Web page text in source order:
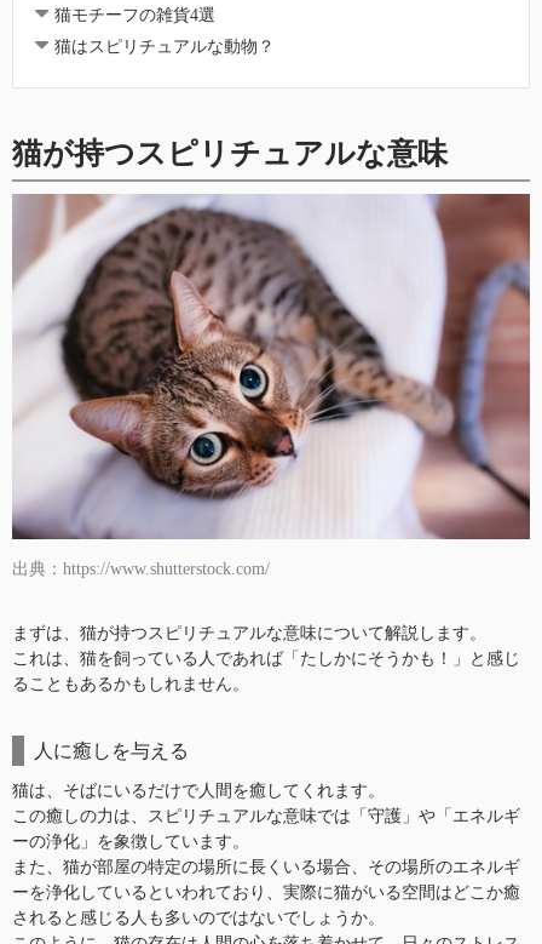
猫モチーフの雑貨4選
猫はスピリチュアルな動物？
猫が持つスピリチュアルな意味
出典：https://www.shutterstock.com/
まずは、猫が持つスピリチュアルな意味について解説します。
これは、猫を飼っている人であれば「たしかにそうかも！」と感じ
ることもあるかもしれません。
人に癒しを与える
猫は、そばにいるだけで人間を癒してくれます。
この癒しの力は、スピリチュアルな意味では「守護」や「エネルギ
ーの浄化」を象徴しています。
また、猫が部屋の特定の場所に長くいる場合、その場所のエネルギ
ーを浄化しているといわれており、実際に猫がいる空間はどこか癒
されると感じる人も多いのではないでしょうか。